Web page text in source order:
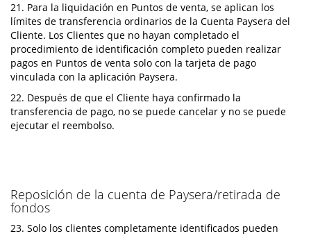
21. Para la liquidación en Puntos de venta, se aplican los
límites de transferencia ordinarios de la Cuenta Paysera del
Cliente. Los Clientes que no hayan completado el
procedimiento de identificación completo pueden realizar
pagos en Puntos de venta solo con la tarjeta de pago
vinculada con la aplicación Paysera.
22. Después de que el Cliente haya confirmado la
transferencia de pago, no se puede cancelar y no se puede
ejecutar el reembolso.
Reposición de la cuenta de Paysera/retirada de
fondos
23. Solo los clientes completamente identificados pueden